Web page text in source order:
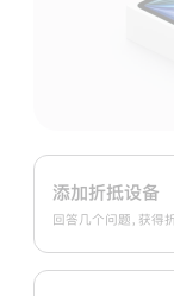
Apple
Trade
换
购
添加折抵设备
回答几个问题，获得